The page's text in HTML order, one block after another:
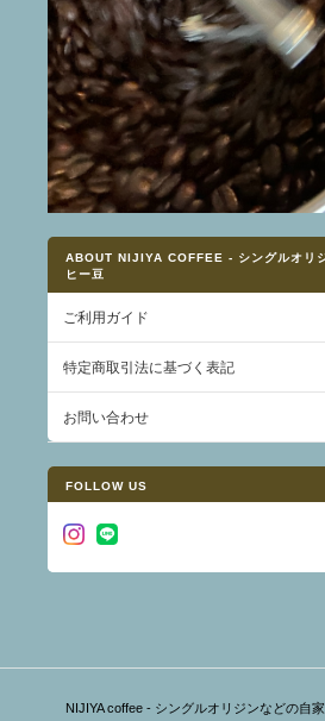
ABOUT NIJIYA COFFEE - シングルオリ
ヒー豆
ご利用ガイド
特定商取引法に基づく表記
お問い合わせ
FOLLOW US
NIJIYA coffee - シングルオリジンなどの自